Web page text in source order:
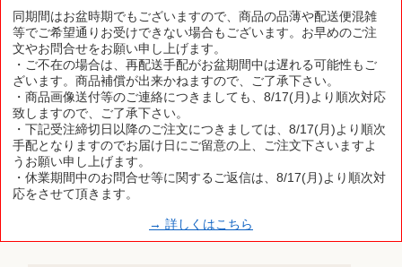
同期間はお盆時期でもございますので、商品の品薄や配送便混雑
等でご希望通りお受けできない場合もございます。お早めのご注
文やお問合せをお願い申し上げます。
・ご不在の場合は、再配送手配がお盆期間中は遅れる可能性もご
ざいます。商品補償が出来かねますので、ご了承下さい。
・商品画像送付等のご連絡につきましても、8/17(月)より順次対応
致しますので、ご了承下さい。
・下記受注締切日以降のご注文につきましては、8/17(月)より順次
手配となりますのでお届け日にご留意の上、ご注文下さいますよ
うお願い申し上げます。
・休業期間中のお問合せ等に関するご返信は、8/17(月)より順次対
応をさせて頂きます。
→ 詳しくはこちら